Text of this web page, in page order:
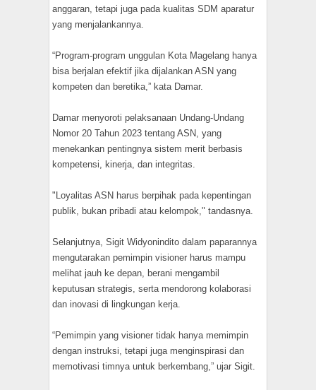
anggaran, tetapi juga pada kualitas SDM aparatur
yang menjalankannya.
“Program-program unggulan Kota Magelang hanya
bisa berjalan efektif jika dijalankan ASN yang
kompeten dan beretika,” kata Damar.
Damar menyoroti pelaksanaan Undang-Undang
Nomor 20 Tahun 2023 tentang ASN, yang
menekankan pentingnya sistem merit berbasis
kompetensi, kinerja, dan integritas.
"Loyalitas ASN harus berpihak pada kepentingan
publik, bukan pribadi atau kelompok," tandasnya.
Selanjutnya, Sigit Widyonindito dalam paparannya
mengutarakan pemimpin visioner harus mampu
melihat jauh ke depan, berani mengambil
keputusan strategis, serta mendorong kolaborasi
dan inovasi di lingkungan kerja.
“Pemimpin yang visioner tidak hanya memimpin
dengan instruksi, tetapi juga menginspirasi dan
memotivasi timnya untuk berkembang,” ujar Sigit.